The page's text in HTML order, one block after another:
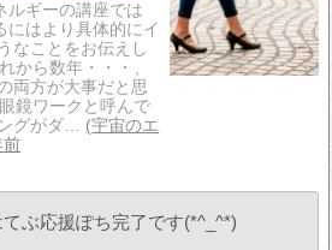
ルギーの講座では
にはより具体的にイ
なことをお伝えし
ら数年・・・、
両方が大事だと思
鏡ワークと呼んで
グがダ…
宇宙のエ
前
てぶ応援ぽち完了です(*^_^*)